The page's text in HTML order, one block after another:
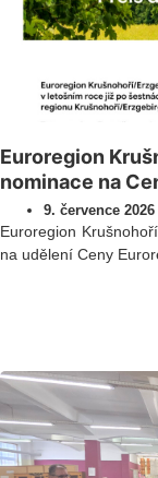
Euroregion
nominace na
9. července 2026
Euroregion
na udělení Ceny